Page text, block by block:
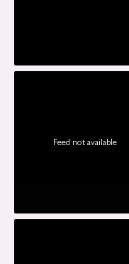
Feed not available